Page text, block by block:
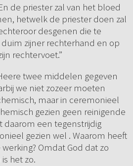
de priester zal van het bloed
hetwelk de priester doen zal
desgenen die te
zijner rechterhand en op
rechtervoet.”
twee middelen gegeven
we niet zozeer moeten
maar in ceremonieel
gezien geen reinigende
een tegenstrijdig
gezien wel . Waarom heeft
Omdat God dat zo
het zo.